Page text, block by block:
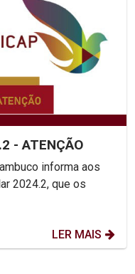
- ATENÇÃO
informa aos
2024.2, que os
LER MAIS